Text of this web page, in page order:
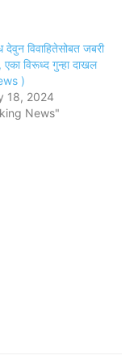
विवाहितेसोबत जबरी
एका विरूध्द गुन्हा दाखल
)
18, 2024
News"